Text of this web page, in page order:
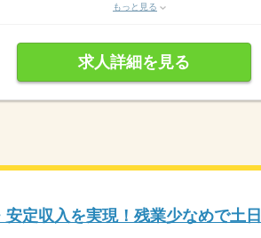
もっと見る
求人詳細を見る
定収入を実現！残業少なめで土